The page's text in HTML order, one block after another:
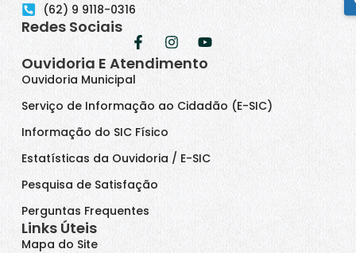
(62) 9 9118-0316
Redes Sociais
Ouvidoria E Atendimento
Ouvidoria Municipal
Serviço de Informação ao Cidadão (E-SIC)
Informação do SIC Físico
Estatísticas da Ouvidoria / E-SIC
Pesquisa de Satisfação
Perguntas Frequentes
Links Úteis
Mapa do Site